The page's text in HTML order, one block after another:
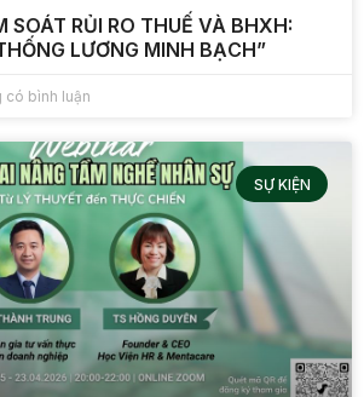
SOÁT RỦI RO THUẾ VÀ BHXH:
LƯƠNG MINH BẠCH”
có bình luận
SỰ KIỆN